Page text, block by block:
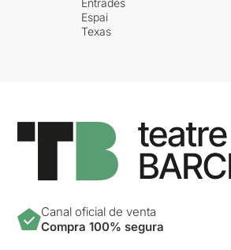
Espai
Texas
Canal oficial de venta
Compra 100% segura